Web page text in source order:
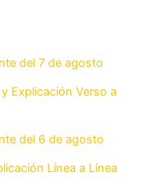
del 7 de agosto
Explicación Verso a
del 6 de agosto
Línea a Línea